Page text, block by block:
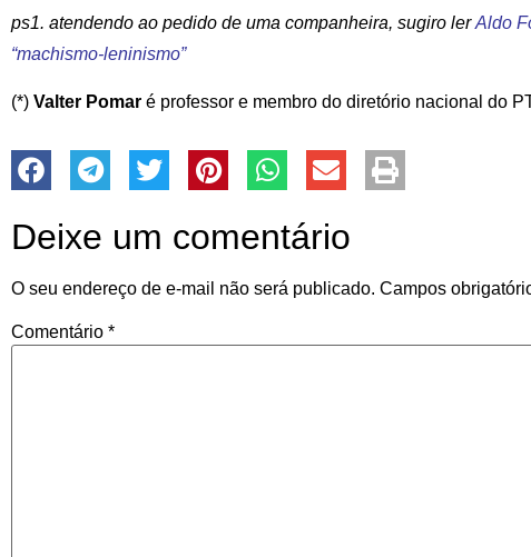
ps1. atendendo ao pedido de uma companheira, sugiro lerAldo
“machismo-leninismo”
(*) Valter Pomar é professor e membro do diretório nacional do
Deixe um comentário
O seu endereço de e-mail não será publicado. Campos
Comentário *